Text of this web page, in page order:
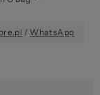
/ WhatsApp